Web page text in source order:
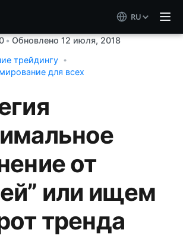
RU
• Обновлено 12 июля, 2018
трейдингу
для всех
от
или ищем
тренда